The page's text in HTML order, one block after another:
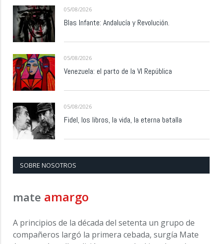
05/08/2026
Blas Infante: Andalucía y Revolución.
05/08/2026
Venezuela: el parto de la VI República
05/08/2026
Fidel, los libros, la vida, la eterna batalla
SOBRE NOSOTROS
mate amargo
A principios de la década del setenta un grupo de
compañeros largó la primera cebada, surgía Mate